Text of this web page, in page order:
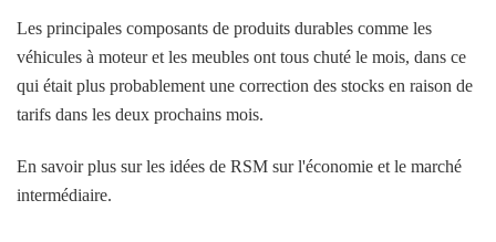
Les principales composants de produits durables comme les
véhicules à moteur et les meubles ont tous chuté le mois, dans ce
qui était plus probablement une correction des stocks en raison de
tarifs dans les deux prochains mois.
En savoir plus sur les idées de RSM sur l'économie et le marché
intermédiaire.